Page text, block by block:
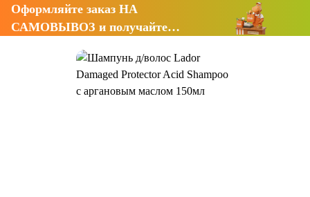
Оформляйте заказ НА
САМОВЫВОЗ и получайте